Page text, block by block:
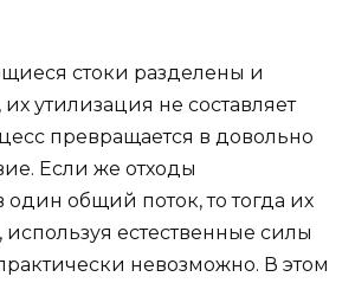
стоки разделены и
утилизация не составляет
превращается в довольно
Если же отходы
общий поток, то тогда их
используя естественные силы
невозможно. В этом